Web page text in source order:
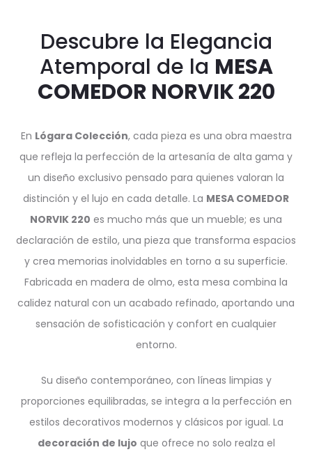
Descubre la Elegancia
Atemporal de la MESA
COMEDOR NORVIK 220
En Lógara Colección, cada pieza es una obra maestra
que refleja la perfección de la artesanía de alta gama y
un diseño exclusivo pensado para quienes valoran la
distinción y el lujo en cada detalle. La MESA COMEDOR
NORVIK 220 es mucho más que un mueble; es una
declaración de estilo, una pieza que transforma espacios
y crea memorias inolvidables en torno a su superficie.
Fabricada en madera de olmo, esta mesa combina la
calidez natural con un acabado refinado, aportando una
sensación de sofisticación y confort en cualquier
entorno.
Su diseño contemporáneo, con líneas limpias y
proporciones equilibradas, se integra a la perfección en
estilos decorativos modernos y clásicos por igual. La
decoración de lujo que ofrece no solo realza el